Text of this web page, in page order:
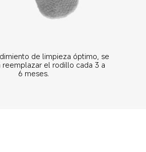
de limpieza óptimo, se
reemplazar el rodillo cada 3 a
6 meses.